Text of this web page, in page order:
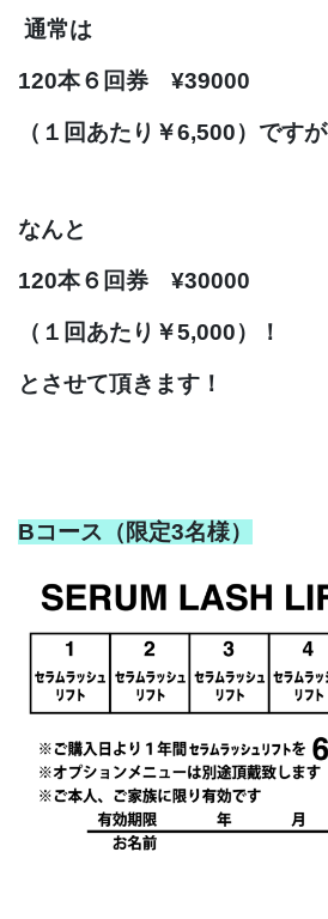
通常は
120本６回券 ¥39000
（１回あたり￥6,500）ですが
なんと
120本６回券 ¥30000
（１回あたり￥5,000）！
とさせて頂きます！
Bコース（限定3名様）